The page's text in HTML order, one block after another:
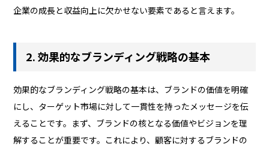
企業の成長と収益向上に欠かせない要素であると言えます。
2. 効果的なブランディング戦略の基本
効果的なブランディング戦略の基本は、ブランドの価値を明確
にし、ターゲット市場に対して一貫性を持ったメッセージを伝
えることです。まず、ブランドの核となる価値やビジョンを理
解することが重要です。これにより、顧客に対するブランドの